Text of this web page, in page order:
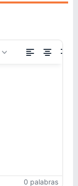
0 palabras